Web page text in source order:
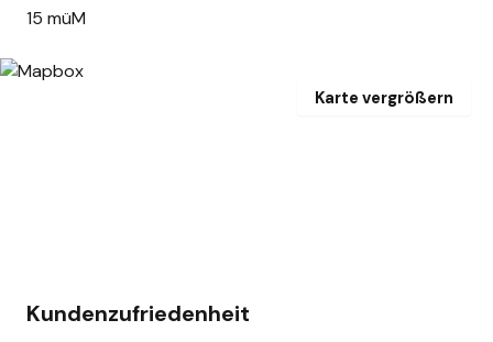
15 müM
Karte vergrößern
Kundenzufriedenheit